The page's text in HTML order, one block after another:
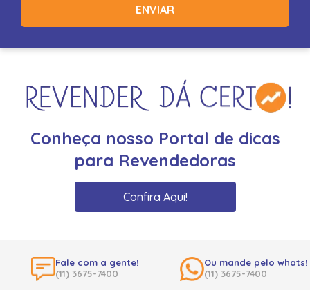
ENVIAR
Conheça nosso Portal de dicas
para Revendedoras
Confira Aqui!
Fale com a gente!
(11) 3675-7400
Ou mande pelo whats!
(11) 3675-7400